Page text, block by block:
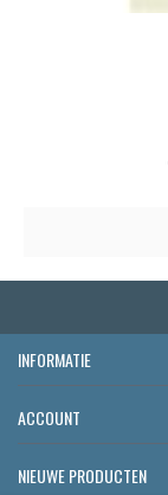
INFORMATIE
ACCOUNT
NIEUWE PRODUCTEN